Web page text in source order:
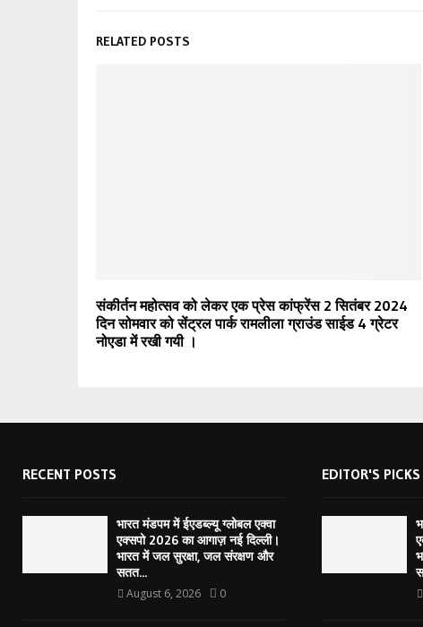
RELATED POSTS
संकीर्तन महोत्सव को लेकर एक प्रेस कांफ्रेंस 2 सितंबर 2024
दिन सोमवार को सेंट्रल पार्क रामलीला ग्राउंड साईड 4 ग्रेटर
नोएडा में रखी गयी ।
RECENT POSTS
भारत मंडपम में ईएडब्ल्यू ग्लोबल एक्वा
एक्सपो 2026 का आगाज़ नई दिल्ली।
भारत में जल सुरक्षा, जल संरक्षण और
सतत...
August 6, 2026 0
EDITOR'S PICKS